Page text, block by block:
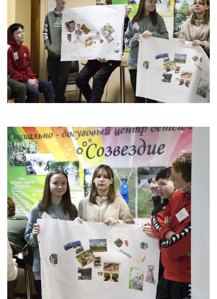
Белая ладья
Бригантина
Иппон
Каравелла
Комета
Космос
Корунд
Лира
Оберег
Орбита
Орлёнок
Пионер
Ровесник
Фортуна
Химик
Психолог спешит на помощь
Фото
06.05.2022 Наш дворик: до и после Победы
(пр.Ленина)
05.05.2022 Наш дворик: до и после Победы
(пр.Чкалова)